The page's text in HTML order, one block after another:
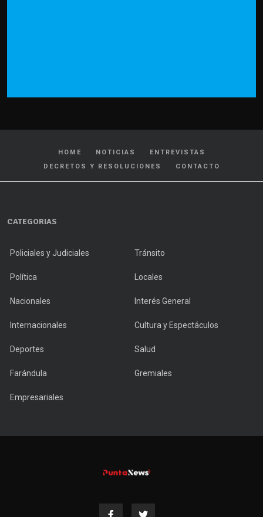
HOME NOTICIAS
ENTREVISTAS
DECRETOS Y RESOLUCIONES
CONTACTO
CATEGORIAS
Policiales y Judiciales Tránsito
Política Locales
Nacionales Interés General
Internacionales Cultura y Espectáculos
Deportes Salud
Farándula Gremiales
Empresariales